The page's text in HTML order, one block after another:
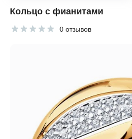
Кольцо с фианитами
0 отзывов